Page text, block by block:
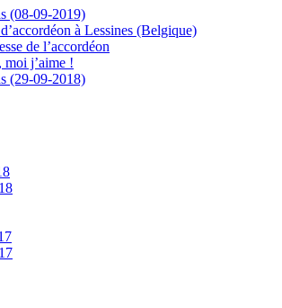
(08-09-2019)
à Lessines (Belgique)
de l’accordéon
moi j’aime !
(29-09-2018)